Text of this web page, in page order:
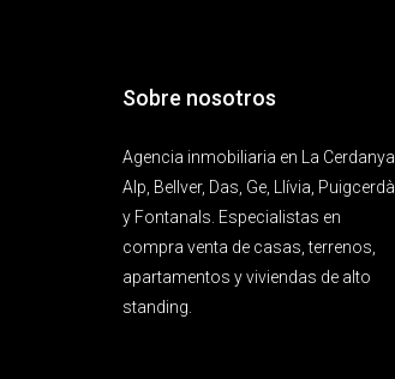
Sobre nosotros
Agencia inmobiliaria en La Cerdanya,
Alp, Bellver, Das, Ge, Llívia, Puigcerdà
y Fontanals. Especialistas en
compra venta de casas, terrenos,
apartamentos y viviendas de alto
standing.